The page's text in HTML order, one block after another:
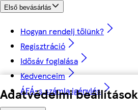
Adatvédelmi beállítások
Első bevásárlás
Hogyan rendelj tőlünk?
Regisztráció
Idősáv foglalása
Kedvenceim
ÁFÁ-s számla igénylés